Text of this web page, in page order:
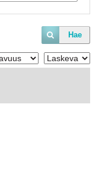
Hae